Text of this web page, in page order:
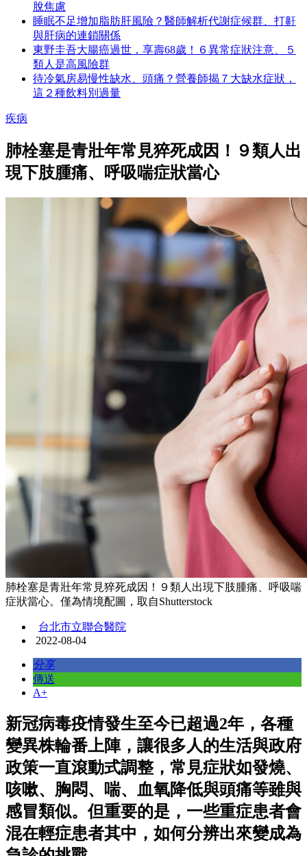
脫焦慮
睡眠不足增加脂肪肝風險？醫師解析代謝症候群、打鼾
與肝病的連鎖關係
東野圭吾大腸癌過世，享壽68歲！６異常症狀注意、５
類人是高風險群
待冷氣房易慢性缺水、頭痛？營養師揭７大缺水症狀，
這２種飲料別過量
疾病
肺栓塞是青壯年常見猝死成因！９類人出
現下肢腫痛、呼吸喘症狀當心
肺栓塞是青壯年常見猝死成因！９類人出現下肢腫痛、呼吸喘
症狀當心。僅為情境配圖，取自Shutterstock
台北市立聯合醫院
2022-08-04
分享
傳送
A+
新冠病毒疫情發生至今已超過2年，各種
變異株輪番上陣，讓很多人的生活與政府
政策一直滾動式調整，常見症狀如發燒、
咳嗽、胸悶、喘、血氧降低與頭痛等雖與
感冒類似。但重要的是，一些重症患者會
混在輕症患者其中，如何分辨出來變成為